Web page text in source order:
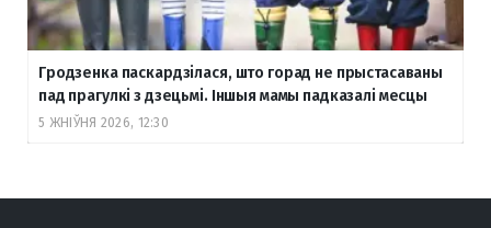
Гродзенка паскардзілася, што горад не прыстасаваны
пад прагулкі з дзецьмі. Іншыя мамы падказалі месцы
5 ЖНІЎНЯ 2026, 12:30